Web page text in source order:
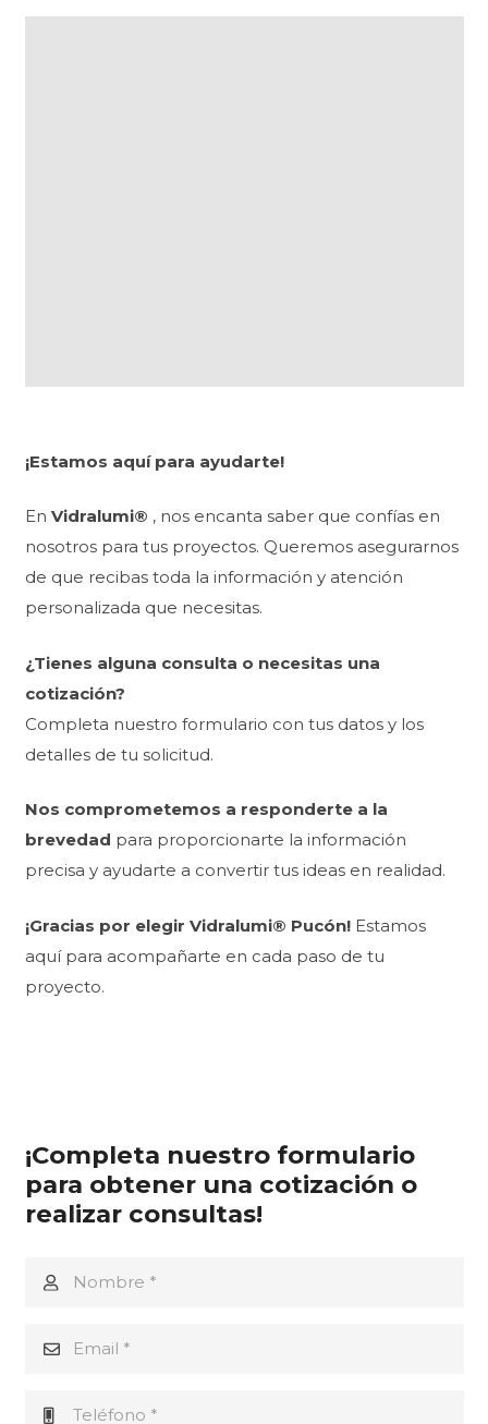
¡Estamos aquí para ayudarte!
En Vidralumi® , nos encanta saber que confías en
nosotros para tus proyectos. Queremos asegurarnos
de que recibas toda la información y atención
personalizada que necesitas.
¿Tienes alguna consulta o necesitas una
cotización?
Completa nuestro formulario con tus datos y los
detalles de tu solicitud.
Nos comprometemos a responderte a la
brevedad para proporcionarte la información
precisa y ayudarte a convertir tus ideas en realidad.
¡Gracias por elegir Vidralumi® Pucón!Estamos
aquí para acompañarte en cada paso de tu
proyecto.
¡Completa nuestro formulario
para obtener una cotización o
realizar consultas!